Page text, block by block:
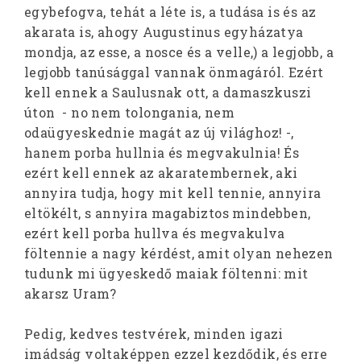
egybefogva, tehát a léte is, a tudása is és az
akarata is, ahogy Augustinus egyházatya
mondja, az esse, a nosce és a velle,) a legjobb, a
legjobb tanúsággal vannak önmagáról. Ezért
kell ennek a Saulusnak ott, a damaszkuszi
úton - no nem tolongania, nem
odaügyeskednie magát az új világhoz! -,
hanem porba hullnia és megvakulnia! És
ezért kell ennek az akaratembernek, aki
annyira tudja, hogy mit kell tennie, annyira
eltökélt, s annyira magabiztos mindebben,
ezért kell porba hullva és megvakulva
föltennie a nagy kérdést, amit olyan nehezen
tudunk mi ügyeskedő maiak föltenni: mit
akarsz Uram?
Pedig, kedves testvérek, minden igazi
imádság voltaképpen ezzel kezdődik, és erre